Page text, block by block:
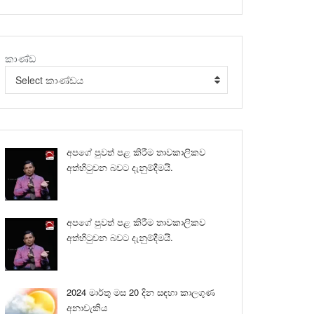
කාණ්ඩ
Select කාණ්ඩය
අපගේ පුවත් පළ කිරීම තාවකාලිකව
අත්හිටුවන බවට දැනුම්දීමයි.
අපගේ පුවත් පළ කිරීම තාවකාලිකව
අත්හිටුවන බවට දැනුම්දීමයි.
2024 මාර්තු මස 20 දින සඳහා කාලගුණ
අනාවැකිය